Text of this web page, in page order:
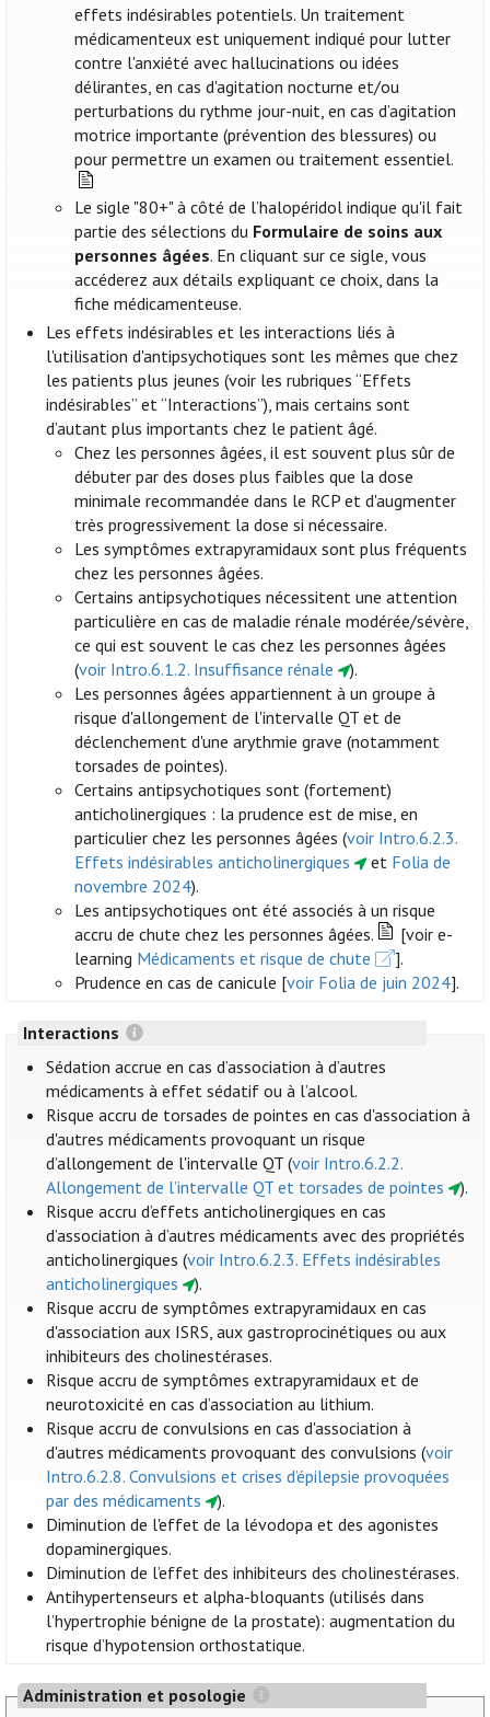
effets indésirables potentiels. Un traitement
médicamenteux est uniquement indiqué pour lutter
contre l'anxiété avec hallucinations ou idées
délirantes, en cas d'agitation nocturne et/ou
perturbations du rythme jour-nuit, en cas d’agitation
motrice importante (prévention des blessures) ou
pour permettre un examen ou traitement essentiel.
Le sigle "80+" à côté de l’halopéridol indique qu'il fait
partie des sélections du Formulaire de soins aux
personnes âgées. En cliquant sur ce sigle, vous
accéderez aux détails expliquant ce choix, dans la
fiche médicamenteuse.
Les effets indésirables et les interactions liés à
l'utilisation d'antipsychotiques sont les mêmes que chez
les patients plus jeunes (voir les rubriques “Effets
indésirables” et “Interactions”), mais certains sont
d’autant plus importants chez le patient âgé.
Chez les personnes âgées, il est souvent plus sûr de
débuter par des doses plus faibles que la dose
minimale recommandée dans le RCP et d'augmenter
très progressivement la dose si nécessaire.
Les symptômes extrapyramidaux sont plus fréquents
chez les personnes âgées.
Certains antipsychotiques nécessitent une attention
particulière en cas de maladie rénale modérée/sévère,
ce qui est souvent le cas chez les personnes âgées
(voir Intro.6.1.2. Insuffisance rénale
).
Les personnes âgées appartiennent à un groupe à
risque d'allongement de l'intervalle QT et de
déclenchement d'une arythmie grave (notamment
torsades de pointes).
Certains antipsychotiques sont (fortement)
anticholinergiques : la prudence est de mise, en
particulier chez les personnes âgées (voir Intro.6.2.3.
Effets indésirables anticholinergiques
et Folia de
novembre 2024).
Les antipsychotiques ont été associés à un risque
accru de chute chez les personnes âgées.
[voir e-
learning Médicaments et risque de chute
].
Prudence en cas de canicule [voir Folia de juin 2024].
Interactions
Sédation accrue en cas d’association à d’autres
médicaments à effet sédatif ou à l’alcool.
Risque accru de torsades de pointes en cas d'association à
d'autres médicaments provoquant un risque
d’allongement de l'intervalle QT (voir Intro.6.2.2.
Allongement de l’intervalle QT et torsades de pointes
).
Risque accru d’effets anticholinergiques en cas
d’association à d’autres médicaments avec des propriétés
anticholinergiques (voir Intro.6.2.3. Effets indésirables
anticholinergiques
).
Risque accru de symptômes extrapyramidaux en cas
d'association aux ISRS, aux gastroprocinétiques ou aux
inhibiteurs des cholinestérases.
Risque accru de symptômes extrapyramidaux et de
neurotoxicité en cas d’association au lithium.
Risque accru de convulsions en cas d'association à
d'autres médicaments provoquant des convulsions (voir
Intro.6.2.8. Convulsions et crises d’épilepsie provoquées
par des médicaments
).
Diminution de l'effet de la lévodopa et des agonistes
dopaminergiques.
Diminution de l’effet des inhibiteurs des cholinestérases.
Antihypertenseurs et alpha-bloquants (utilisés dans
l’hypertrophie bénigne de la prostate): augmentation du
risque d’hypotension orthostatique.
Administration et posologie